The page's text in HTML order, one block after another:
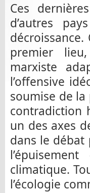
Ces
d’autres
premier
marxiste
l’offensive
soumise de
contradiction
un des axes
dans le débat
climatique.
l’écologie